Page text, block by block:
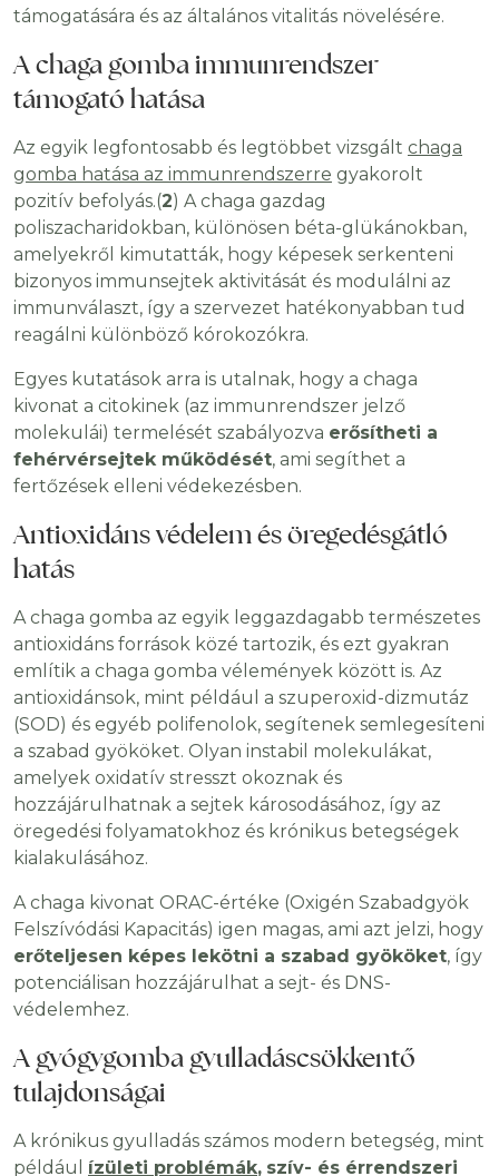
támogatására és az általános vitalitás növelésére.
A chaga gomba immunrendszer
támogató hatása
Az egyik legfontosabb és legtöbbet vizsgált chaga
gomba hatása az immunrendszerre gyakorolt
pozitív befolyás.(2) A chaga gazdag
poliszacharidokban, különösen béta-glükánokban,
amelyekről kimutatták, hogy képesek serkenteni
bizonyos immunsejtek aktivitását és modulálni az
immunválaszt, így a szervezet hatékonyabban tud
reagálni különböző kórokozókra.
Egyes kutatások arra is utalnak, hogy a chaga
kivonat a citokinek (az immunrendszer jelző
molekulái) termelését szabályozva erősítheti a
fehérvérsejtek működését, ami segíthet a
fertőzések elleni védekezésben.
Antioxidáns védelem és öregedésgátló
hatás
A chaga gomba az egyik leggazdagabb természetes
antioxidáns források közé tartozik, és ezt gyakran
említik a chaga gomba vélemények között is. Az
antioxidánsok, mint például a szuperoxid-dizmutáz
(SOD) és egyéb polifenolok, segítenek semlegesíteni
a szabad gyököket. Olyan instabil molekulákat,
amelyek oxidatív stresszt okoznak és
hozzájárulhatnak a sejtek károsodásához, így az
öregedési folyamatokhoz és krónikus betegségek
kialakulásához.
A chaga kivonat ORAC-értéke (Oxigén Szabadgyök
Felszívódási Kapacitás) igen magas, ami azt jelzi, hogy
erőteljesen képes lekötni a szabad gyököket, így
potenciálisan hozzájárulhat a sejt- és DNS-
védelemhez.
A gyógygomba gyulladáscsökkentő
tulajdonságai
A krónikus gyulladás számos modern betegség, mint
például ízületi problémák, szív- és érrendszeri